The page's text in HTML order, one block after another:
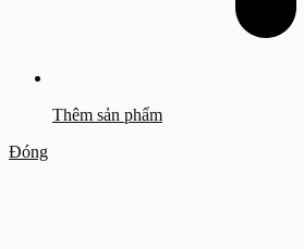
Thêm sản phẩm
Đóng